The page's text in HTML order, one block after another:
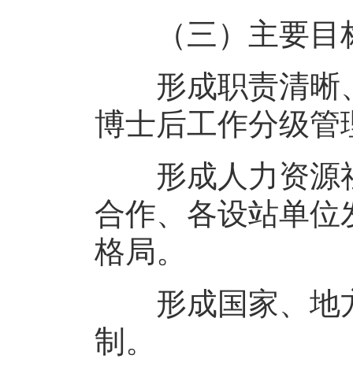
（三）主要目
形成职责清晰、
博士后工作分级管
形成人力资源社
合作、各设站单
格局。
形成国家、地方
制。